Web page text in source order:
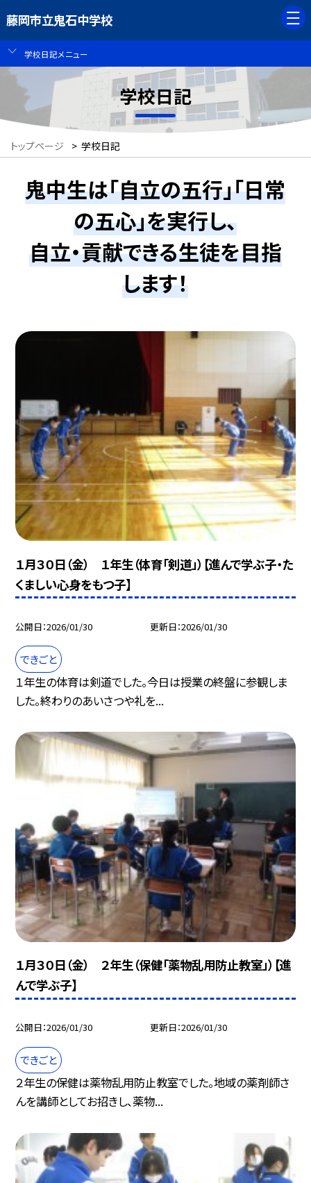
藤岡市立鬼石中学校
学校日記メニュー
学校日記
トップページ > 学校日記
鬼中生は「自立の五行」「日常
の五心」を実行し、
自立・貢献できる生徒を目指
します！
１月３０日（金） １年生（体育「剣道」）【進んで学ぶ子・た
くましい心身をもつ子】
公開日 2026/01/30 更新日 2026/01/30
できごと
１年生の体育は剣道でした。今日は授業の終盤に参観しま
した。終わりのあいさつや礼を...
１月３０日（金） ２年生（保健「薬物乱用防止教室」）【進
んで学ぶ子】
公開日 2026/01/30 更新日 2026/01/30
できごと
２年生の保健は薬物乱用防止教室でした。地域の薬剤師さ
んを講師としてお招きし、薬物...